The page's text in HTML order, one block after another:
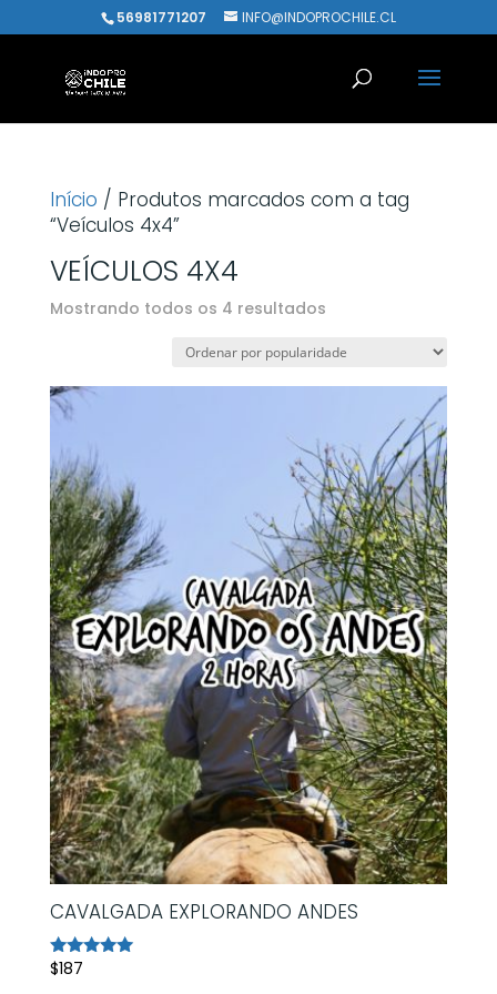
56981771207 INFO@INDOPROCHILE.CL
Início / Produtos marcados com a tag
“Veículos 4x4”
VEÍCULOS 4X4
Mostrando todos os 4 resultadosClassificado
popularidade
CAVALGADA EXPLORANDO ANDES
Avaliação
$187